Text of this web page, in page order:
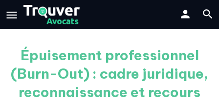
Épuisement professionnel
(Burn-Out) : cadre juridique,
reconnaissance et recours